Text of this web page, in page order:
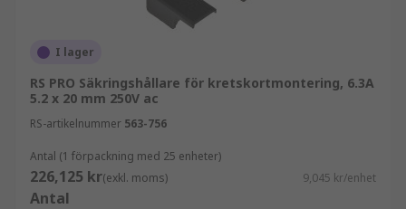
I lager
RS PRO Säkringshållare för kretskortmontering, 6.3A
5.2 x 20 mm 250V ac
RS-artikelnummer 563-756
Antal (1 förpackning med 25 enheter)
226,125 kr(exkl. moms) 9,045 kr/enhet
Antal